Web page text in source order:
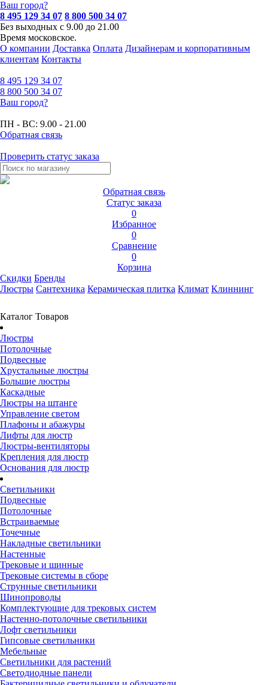
Ваш город?
8 495 129 34 07 8 800 500 34 07
Без выходных с 9.00 до 21.00
Время московское.
О компании Доставка Оплата Дизайнерам и корпоративным
клиентам Контакты
8 495 129 34 07
8 800 500 34 07
Ваш город?
ПН - ВС: 9.00 - 21.00
Обратная связь
Проверить статус заказа
Обратная связь
Статус заказа
0
Избранное
0
Сравнение
0
Корзина
Скидки Бренды
Люстры Сантехника Керамическая плитка Климат Клиннинг
Каталог Товаров
Люстры
Потолочные
Подвесные
Хрустальные люстры
Большие люстры
Каскадные
Люстры на штанге
Управление светом
Плафоны и абажуры
Лифты для люстр
Люстры-вентиляторы
Крепления для люстр
Основания для люстр
Светильники
Подвесные
Потолочные
Встраиваемые
Точечные
Накладные светильники
Настенные
Трековые и шинные
Трековые системы в сборе
Струнные светильники
Шинопроводы
Комплектующие для трековых систем
Настенно-потолочные светильники
Лофт светильники
Гипсовые светильники
Мебельные
Светильники для растений
Светодиодные панели